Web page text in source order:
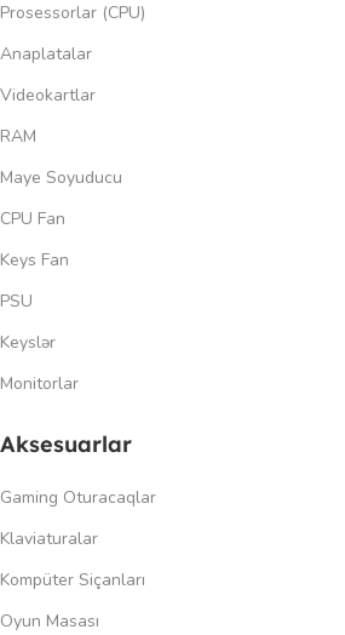
Prosessorlar (CPU)
Anaplatalar
Videokartlar
RAM
Maye Soyuducu
CPU Fan
Keys Fan
PSU
Keyslər
Monitorlar
Aksesuarlar
Gaming Oturacaqlar
Klaviaturalar
Kompüter Siçanları
Oyun Masası